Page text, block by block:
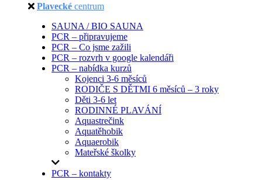
Plavecké centrum
SAUNA / BIO SAUNA
PCR – připravujeme
PCR – Co jsme zažili
PCR – rozvrh v google kalendáři
PCR – nabídka kurzů
Kojenci 3-6 měsíců
RODIČE S DĚTMI 6 měsíců – 3 roky
Děti 3-6 let
RODINNÉ PLAVÁNÍ
Aquastrečink
Aquatěhobik
Aquaerobik
Mateřské školky
PCR – kontakty